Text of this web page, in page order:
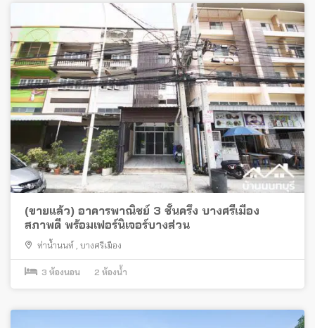
(ขายแล้ว) อาคารพาณิชย์ 3 ชั้นครึ่ง บางศรีเมือง
สภาพดี พร้อมเฟอร์นิเจอร์บางส่วน
ท่าน้ำนนท์ บางศรีเมือง
3 ห้องนอน 2 ห้องน้ำ